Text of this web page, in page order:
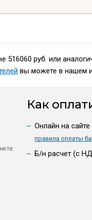
516060 руб. или
вы можете в нашем
Как
Онлайн на сайте
правила оплаты
Б/н расчет (c